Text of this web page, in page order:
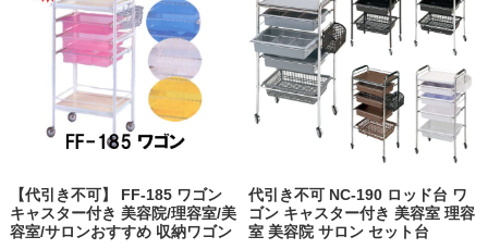
【代引き不可】 FF-185 ワゴン
キャスター付き 美容院/理容室/美
容室/サロンおすすめ 収納ワゴン
代引き不可 NC-190 ロッド台 ワ
ゴン キャスター付き 美容室 理容
室 美容院 サロン セット台